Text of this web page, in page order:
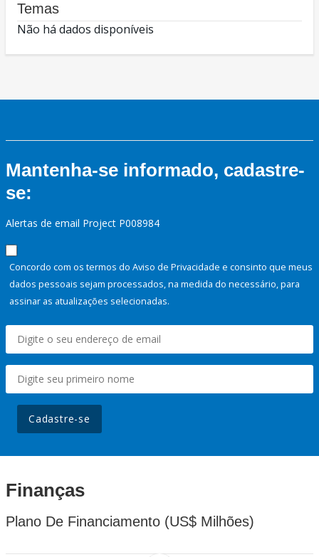
Temas
Não há dados disponíveis
Mantenha-se informado, cadastre-
se:
Alertas de email Project P008984
Concordo com os termos do Aviso de Privacidade e consinto que meus
dados pessoais sejam processados, na medida do necessário, para
assinar as atualizações selecionadas.
Cadastre-se
Finanças
Plano De Financiamento (US$ Milhões)